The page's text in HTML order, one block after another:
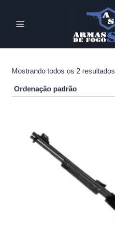
Mostrando todos os 2 resultados